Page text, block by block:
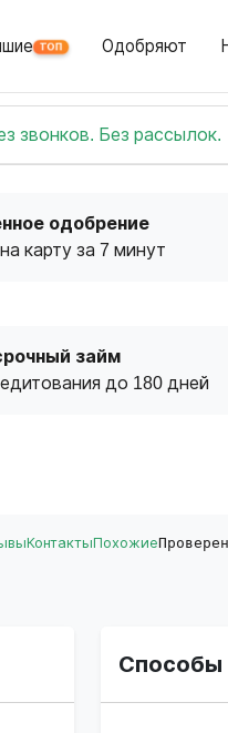
ТОП Одобряют
звонков. Без рассылок.
одобрение
карту за 7 минут
займ
до 180 дней
КонтактыПохожие
Способы